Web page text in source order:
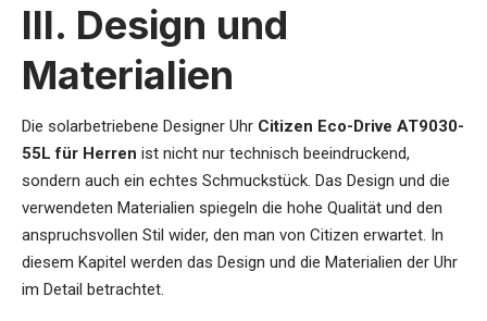
III. Design und
Materialien
Die solarbetriebene Designer Uhr Citizen Eco-Drive AT9030-
55L für Herren ist nicht nur technisch beeindruckend,
sondern auch ein echtes Schmuckstück. Das Design und die
verwendeten Materialien spiegeln die hohe Qualität und den
anspruchsvollen Stil wider, den man von Citizen erwartet. In
diesem Kapitel werden das Design und die Materialien der Uhr
im Detail betrachtet.